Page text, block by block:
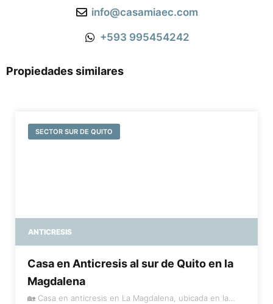
info@casamiaec.com
+593 995454242
Propiedades similares
SECTOR SUR DE QUITO
ANTICRESIS
Casa en Anticresis al sur de Quito en la
Magdalena
🏡 Casa en anticresis en La Magdalena, ubicada en la